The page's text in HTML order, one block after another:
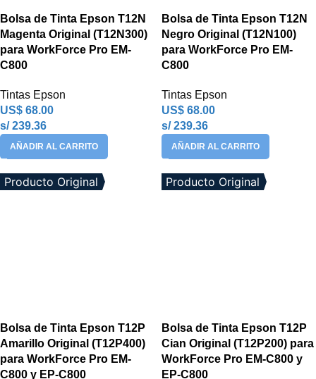
Bolsa de Tinta Epson T12N
Magenta Original (T12N300)
para WorkForce Pro EM-
C800
Tintas Epson
US$ 68.00
s/ 239.36
AÑADIR AL CARRITO
Bolsa de Tinta Epson T12N
Negro Original (T12N100)
para WorkForce Pro EM-
C800
Tintas Epson
US$ 68.00
s/ 239.36
AÑADIR AL CARRITO
Producto Original
Bolsa de Tinta Epson T12P
Amarillo Original (T12P400)
para WorkForce Pro EM-
C800 y EP-C800
Producto Original
Bolsa de Tinta Epson T12P
Cian Original (T12P200) para
WorkForce Pro EM-C800 y
EP-C800